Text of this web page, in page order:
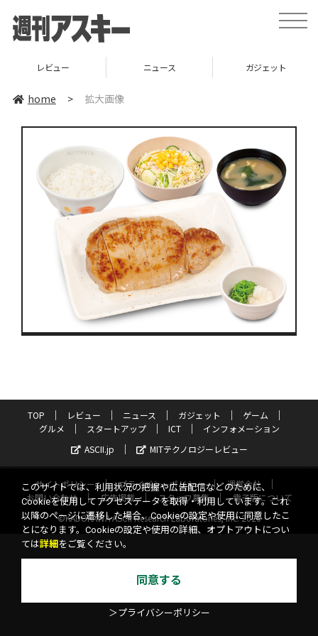
toggle
レビュー ニュース ガジェット
home > 拡大画像
TOP レビュー ニュース ガジェット
ゲーム
グルメ
スタートアップ ICT
インフォメーション
ASCII.jp
MITテクノロジーレビュー
サイトポリシー プライバシーポリシー
運営会社
お問い合わせ
広告掲載 スタッフ募集
電子版について
©KADOKAWA ASCII Research Laboratories, Inc. 2026
このサイトでは、利用状況の把握や広告配信などのために、
Cookieを使用してアクセスデータを取得・利用しています。これ
以降のページに遷移した場合、Cookieの設定や使用に同意したこ
とになります。Cookieの設定や使用の詳細、オプトアウトについ
ては詳細 をご覧ください。
同意する
＞プライバシーポリシー